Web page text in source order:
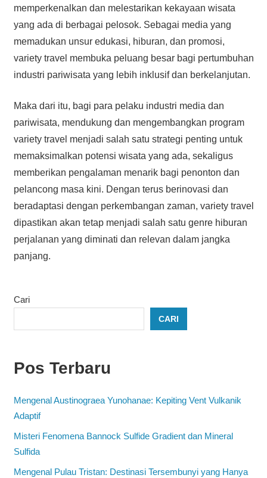
memperkenalkan dan melestarikan kekayaan wisata
yang ada di berbagai pelosok. Sebagai media yang
memadukan unsur edukasi, hiburan, dan promosi,
variety travel membuka peluang besar bagi pertumbuhan
industri pariwisata yang lebih inklusif dan berkelanjutan.
Maka dari itu, bagi para pelaku industri media dan
pariwisata, mendukung dan mengembangkan program
variety travel menjadi salah satu strategi penting untuk
memaksimalkan potensi wisata yang ada, sekaligus
memberikan pengalaman menarik bagi penonton dan
pelancong masa kini. Dengan terus berinovasi dan
beradaptasi dengan perkembangan zaman, variety travel
dipastikan akan tetap menjadi salah satu genre hiburan
perjalanan yang diminati dan relevan dalam jangka
panjang.
Cari
CARI
Pos Terbaru
Mengenal Austinograea Yunohanae: Kepiting Vent Vulkanik
Adaptif
Misteri Fenomena Bannock Sulfide Gradient dan Mineral
Sulfida
Mengenal Pulau Tristan: Destinasi Tersembunyi yang Hanya